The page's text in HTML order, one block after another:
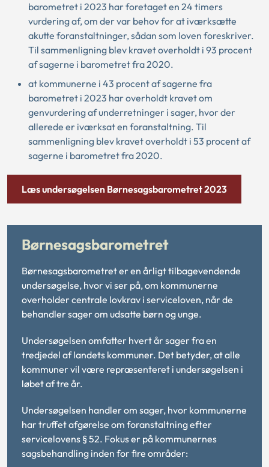
barometret i 2023 har foretaget en 24 timers
vurdering af, om der var behov for at iværksætte
akutte foranstaltninger, sådan som loven foreskriver.
Til sammenligning blev kravet overholdt i 93 procent
af sagerne i barometret fra 2020.
at kommunerne i 43 procent af sagerne fra
barometret i 2023 har overholdt kravet om
genvurdering af underretninger i sager, hvor der
allerede er iværksat en foranstaltning. Til
sammenligning blev kravet overholdt i 53 procent af
sagerne i barometret fra 2020.
Læs undersøgelsen Børnesagsbarometret 2023
Børnesagsbarometret
Børnesagsbarometret er en årligt tilbagevendende
undersøgelse, hvor vi ser på, om kommunerne
overholder centrale lovkrav i serviceloven, når de
behandler sager om udsatte børn og unge.
Undersøgelsen omfatter hvert år sager fra en
tredjedel af landets kommuner. Det betyder, at alle
kommuner vil være repræsenteret i undersøgelsen i
løbet af tre år.
Undersøgelsen handler om sager, hvor kommunerne
har truffet afgørelse om foranstaltning efter
servicelovens § 52. Fokus er på kommunernes
sagsbehandling inden for fire områder: